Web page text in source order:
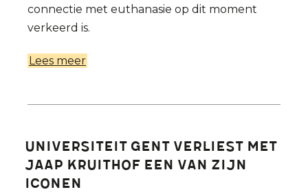
connectie met euthanasie op dit moment
verkeerd is.
Lees meer
op
een
Universiteit Gent verliest met
Jaap Kruithof een van zijn
iconen